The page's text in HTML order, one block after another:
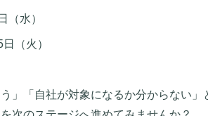
（水）
（火）
う」「自社が対象になるか分からない